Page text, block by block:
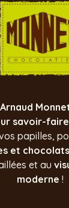
Arnaud
savoir-faire
papilles,
et
et au
moderne !